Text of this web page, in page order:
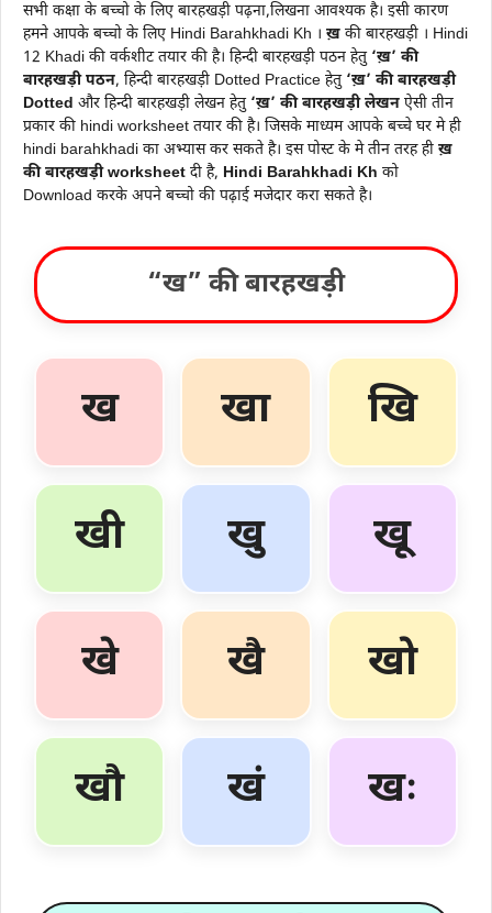
सभी कक्षा के बच्चो के लिए बारहखड़ी पढ़ना,लिखना आवश्यक है। इसी कारण
हमने आपके बच्चो के लिए Hindi Barahkhadi Kh । ख़ की बारहखड़ी । Hindi
12 Khadi की वर्कशीट तयार की है। हिन्दी बारहखड़ी पठन हेतु ‘ख़’ की
बारहखड़ी पठन, हिन्दी बारहखड़ी Dotted Practice हेतु ‘ख़’ की बारहखड़ी
Dotted और हिन्दी बारहखड़ी लेखन हेतु ‘ख़’ की बारहखड़ीलेखन ऐसी तीन
प्रकार की hindi worksheet तयार की है। जिसके माध्यम आपके बच्चे घर मे ही
hindi barahkhadi का अभ्यास कर सकते है। इस पोस्ट के मे तीन तरह ही ख़
की बारहखड़ी worksheet दी है, Hindi Barahkhadi Kh को
Download करके अपने बच्चो की पढ़ाई मजेदार करा सकते है।
“ख” की बारहखड़ी
ख खा खि
खी खु खू
खे खै खो
खौ खं खः